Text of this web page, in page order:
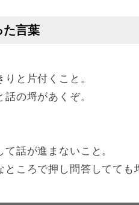
た言葉
と片付くこと。
の埒があくぞ。
話が進まないこと。
ころで押し問答してても